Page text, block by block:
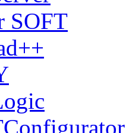
SOFT